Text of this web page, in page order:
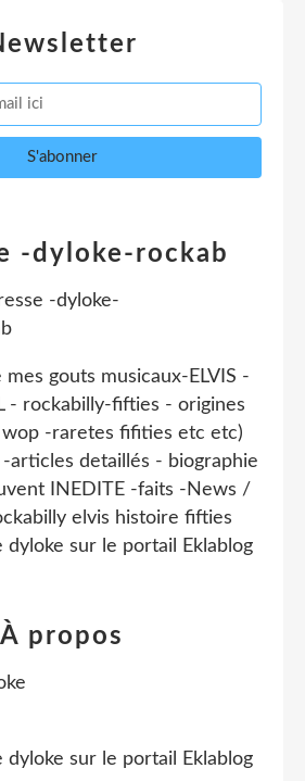
-dyloke-rockab
mes gouts musicaux-ELVIS -
- rockabilly-fifties - origines
-raretes fifities etc etc)
articles detaillés - biographie
INEDITE -faits -News /
elvis histoire fifties
dyloke sur le portail Eklablog
À propos
dyloke sur le portail Eklablog